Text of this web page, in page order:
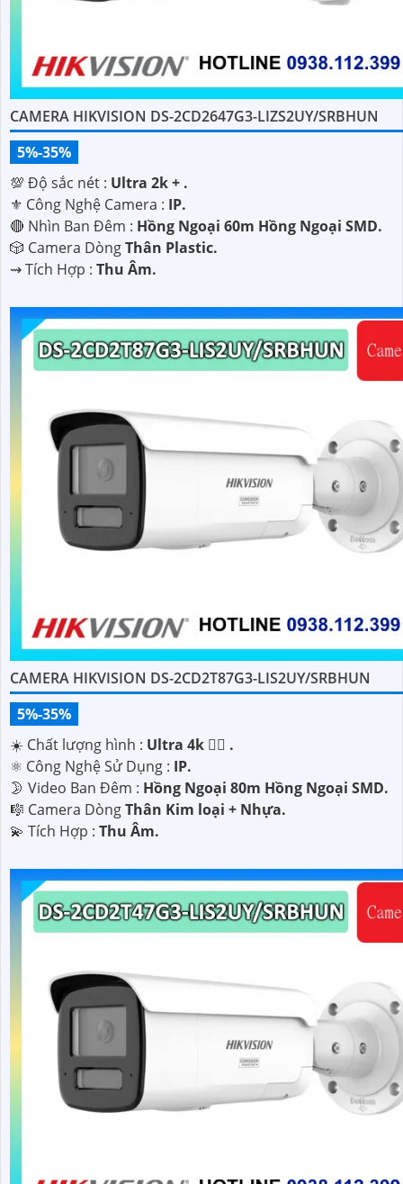
CAMERA HIKVISION DS-2CD2647G3-LIZS2UY/SRBHUN
5%-35%
💯 Độ sắc nét : Ultra 2k + .
⚜️ Công Nghệ Camera : IP.
🔴 Nhìn Ban Đêm : Hồng Ngoại 60m Hồng Ngoại SMD.
🎲 Camera DòngThân Plastic.
️⇝ Tích Hợp : Thu Âm.
CAMERA HIKVISION DS-2CD2T87G3-LIS2UY/SRBHUN
5%-35%
☀️ Chất lượng hình : Ultra 4k 👍🏾 .
⚛️ Công Nghệ Sử Dụng : IP.
🌛 Video Ban Đêm : Hồng Ngoại 80m Hồng Ngoại SMD.
🎼️ Camera DòngThân Kim loại + Nhựa.
️💫 Tích Hợp : Thu Âm.